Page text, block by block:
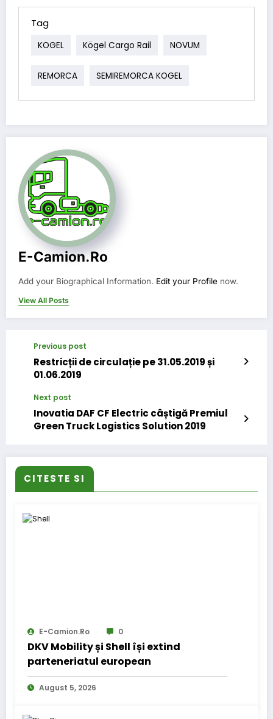
Tag
KOGEL Kögel Cargo Rail NOVUM
REMORCA SEMIREMORCA KOGEL
E-Camion.ro
Add your Biographical Information. Edit your Profile now.
View All Posts
Previous post
Restricții de circulație pe 31.05.2019 și
01.06.2019
Next post
Inovatia DAF CF Electric câștigă Premiul
Green Truck Logistics Solution 2019
CITESTE SI
E-Camion.ro 0
DKV Mobility și Shell își extind
parteneriatul european
August 5, 2026